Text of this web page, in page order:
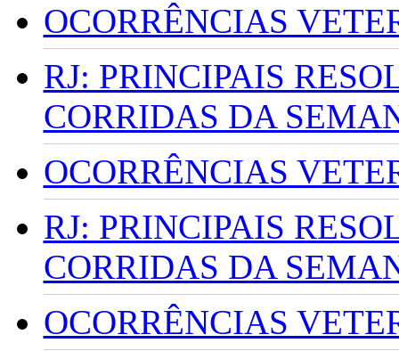
OCORRÊNCIAS
RJ: PRINCIPAIS
CORRIDAS DA
OCORRÊNCIAS
RJ: PRINCIPAIS
CORRIDAS DA
OCORRÊNCIAS